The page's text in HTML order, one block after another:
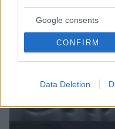
Google consents
CONFIRM
Data Deletion